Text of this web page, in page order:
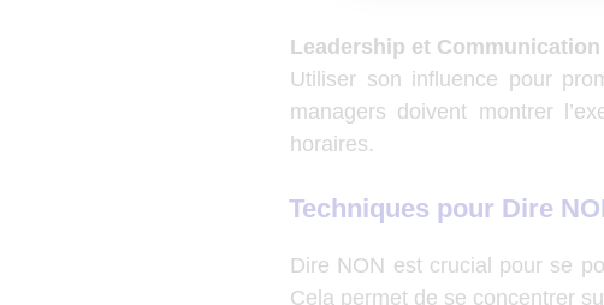
Leadership et Communication
Utiliser son influence pour
managers doivent montrer
horaires.
Techniques pour Dire
Dire NON est crucial pour se
Cela permet de se concentrer